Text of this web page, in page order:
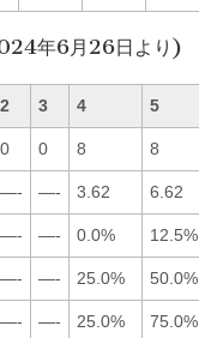
年6月26日より)
2 3 4 5
0 0 8 8
—- —- 3.62 6.62
—- —- 0.0% 12.5%
—- —- 25.0% 50.0%
—- —- 25.0% 75.0%